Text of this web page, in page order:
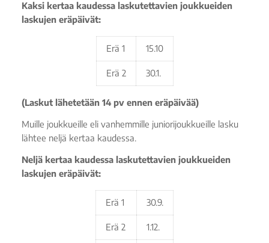
Kaksi kertaa kaudessa laskutettavien joukkueiden
laskujen eräpäivät:
Erä 1 15.10
Erä 2 30.1.
(Laskut lähetetään 14 pv ennen eräpäivää)
Muille joukkueille eli vanhemmille juniorijoukkueille lasku
lähtee neljä kertaa kaudessa.
Neljä kertaa kaudessa laskutettavien joukkueiden
laskujen eräpäivät:
Erä 1 30.9.
Erä 2 1.12.